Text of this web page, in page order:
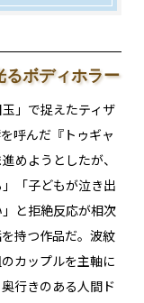
るボディホラー
」で捉えたティザ
呼んだ『トゥギャ
めようとしたが、
「子どもが泣き出
と拒絶反応が相次
持つ作品だ。波紋
カップルを主軸に
行きのある人間ド